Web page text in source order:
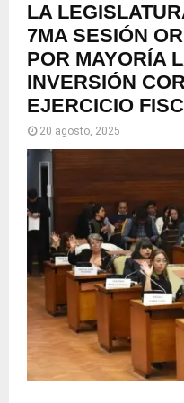
LA
7MA SESIÓN
POR MAYORÍA
INVERSIÓN
EJERCICIO
20 agosto, 2025